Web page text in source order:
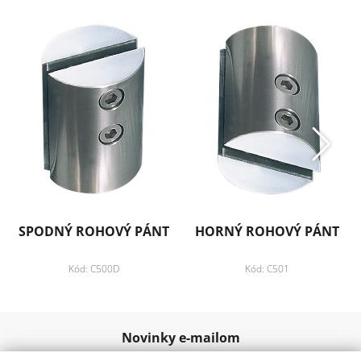
SPODNÝ ROHOVÝ PÁNT
Kód: C500D
HORNÝ ROHOVÝ PÁNT
Kód: C501
Novinky e-mailom